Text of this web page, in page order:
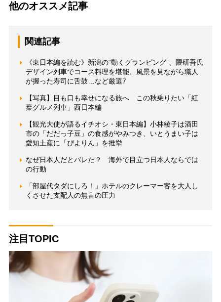
他のオススメ記事
関連記事
《東日本編を読む》新潟の“動くグランピング”、隈研吾氏
デザイン列車でコース料理を堪能、風景を見ながら職人
が握った寿司に舌鼓…など厳選7
【写真】目も口も幸せになる旅へ この秋乗りたい「紅
葉グルメ列車」西日本編
【観光大使が語るイチオシ・東日本編】小林綾子は酒田
市の「だだっ子豆」の食感がやみつき、いとうまい子は
愛知土産に「ぴよりん」を推挙
なぜ日本人だとバレた？ 海外で目立つ日本人ならでは
の行動
「部屋代タダにしろ！」ホテルのクレーマー客を大人し
くさせた支配人の無言の圧力
注目TOPIC